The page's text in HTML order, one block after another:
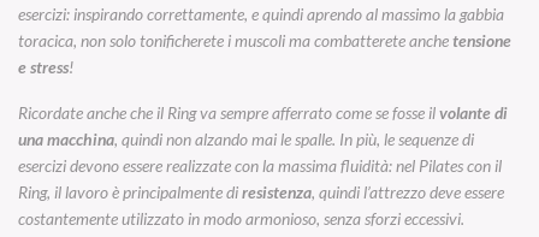
esercizi: inspirando correttamente, e quindi aprendo al massimo la gabbia
toracica, non solo tonificherete i muscoli ma combatterete anchetensione
e stress!
Ricordate anche che il Ring va sempre afferrato come se fosse ilvolante di
una macchina, quindi non alzando mai le spalle. In più, le sequenze di
esercizi devono essere realizzate con la massima fluidità: nel Pilates con il
Ring, il lavoro è principalmente diresistenza, quindi l’attrezzo deve essere
costantemente utilizzato in modo armonioso, senza sforzi eccessivi.